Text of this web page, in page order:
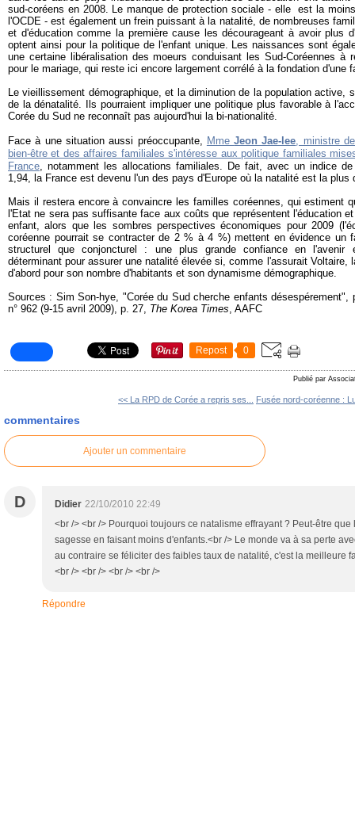
sud-coréens en 2008. Le manque de protection sociale - elle est la
l'OCDE - est également un frein puissant à la natalité, de nombreuses
et d'éducation comme la première cause les décourageant à avoir plus
optent ainsi pour la politique de l'enfant unique. Les naissances sont
une certaine libéralisation des moeurs conduisant les Sud-Coréennes à
pour le mariage, qui reste ici encore largement corrélé à la fondation d'une
Le vieillissement démographique, et la diminution de la population active,
de la dénatalité. Ils pourraient impliquer une politique plus favorable à
Corée du Sud ne reconnaît pas aujourd'hui la bi-nationalité.
Face à une situation aussi préoccupante, MmeJeon Jae-lee, ministre
bien-être et des affaires familiales s'intéresse aux politique familiales
France, notamment les allocations familiales. De fait, avec un indice
1,94, la France est devenu l'un des pays d'Europe où la natalité est la
Mais il restera encore à convaincre les familles coréennes, qui estiment
l'Etat ne sera pas suffisante face aux coûts que représentent l'éducation
enfant, alors que les sombres perspectives économiques pour 2009
coréenne pourrait se contracter de 2 % à 4 %) mettent en évidence un
structurel que conjoncturel : une plus grande confiance en l'avenir
déterminant pour assurer une natalité élevée si, comme l'assurait Voltaire,
d'abord pour son nombre d'habitants et son dynamisme démographique.
Sources : Sim Son-hye, "Corée du Sud cherche enfants désespérement",
n° 962 (9-15 avril 2009), p. 27, The Korea Times, AAFC
Repost 0
Publié par
<< La RPD de Corée a repris ses... Fusée nord-coréenne :
commentaires
Ajouter un commentaire
D Didier 22/10/2010 22:49
<br /> <br /> Pourquoi toujours ce natalisme effrayant ? Peut-être
sagesse en faisant moins d'enfants.<br /> Le monde va à sa perte
au contraire se féliciter des faibles taux de natalité, c'est la meilleure
<br /> <br /> <br /> <br />
Répondre